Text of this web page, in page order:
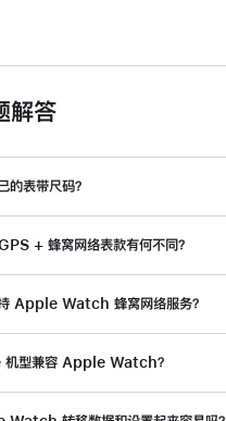
解答
的表带尺码？
+ 蜂窝网络表款有何不同？
Apple Watch 蜂窝网络服务？
型兼容 Apple Watch？